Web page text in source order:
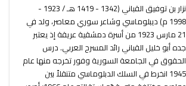
نزار بن توفيق القباني (1342 - 1419 هـ / 1923 -
1998 م) ديبلوماسي وشاعر سوري معاصر، ولد في
21 مارس 1923 من أسرة دمشقية عريقة إذ يعتبر
جده أبو خليل القباني رائد المسرح العربي. درس
الحقوق في الجامعة السورية وفور تخرجه منها عام
1945 انخرط في السلك الدبلوماسي متنقلاً بين